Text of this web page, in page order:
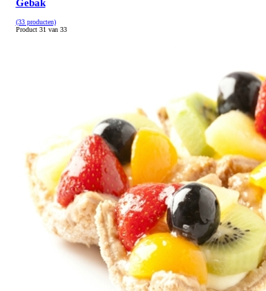
Gebak
(33 producten)
Product 31 van 33